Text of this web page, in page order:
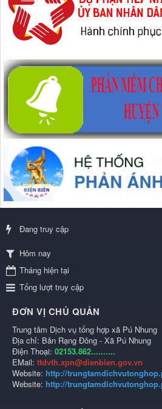
Đang truy cập
Hôm nay
Tháng hiện tại
Tổng lượt truy cập
ĐƠN VỊ CHỦ QUẢN
Trung tâm Dịch vụ tổng hợp xã Pú Nhung
Địa chỉ: Bản Rạng Đông - Xã Pú Nhung
Điện Thoại: 02153.862..........
EMail: ttdvth.xpn@dienbien.gov.vn
Website: http://
Website: http://